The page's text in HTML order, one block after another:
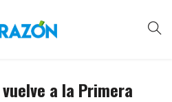
a la Primera